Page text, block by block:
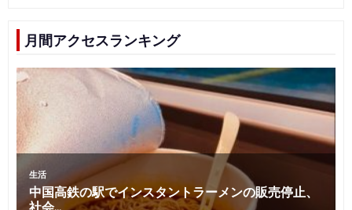
月間アクセスランキング